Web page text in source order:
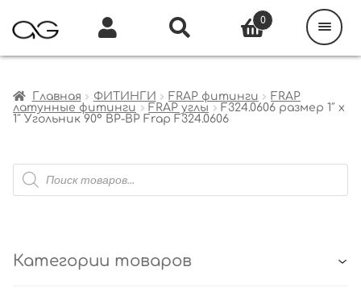
Главная ФИТИНГИ FRAP фитинги
FRAP
латунные фитинги
FRAP углы
F324.0606 размер 1″ x
1″ Угольник 90° ВР-ВР Frap F324.0606
Поиск
товаров
Категории товаров
0